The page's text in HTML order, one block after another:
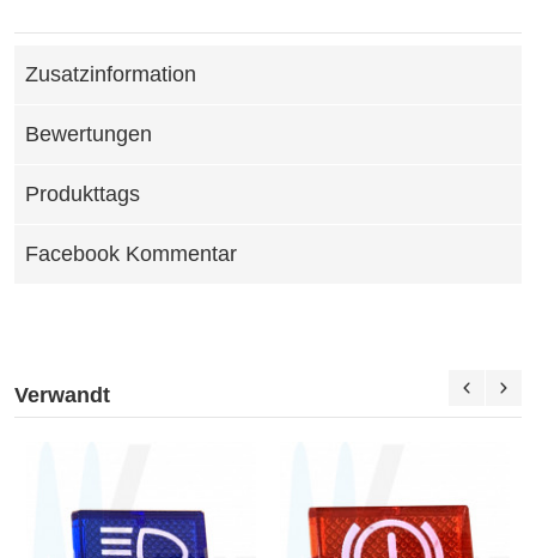
Zusatzinformation
Bewertungen
Produkttags
Facebook Kommentar
Verwandt